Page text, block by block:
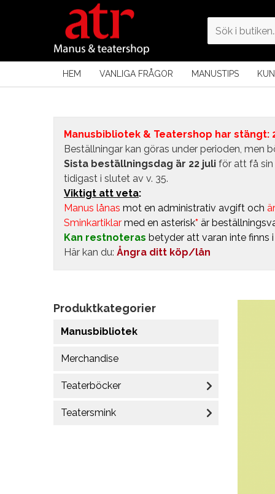
HEM VANLIGA FRÅGOR MANUSTIPS
Manusbibliotek & Teatershop har stängt:
Beställningar kan göras under perioden, men
Sista beställningsdag är 22 juli för att få sin
tidigast i slutet av v. 35.
Viktigt att veta:
Manus lånas mot en administrativ avgift och
Sminkartiklar med en asterisk* är
Kan restnoteras betyder att varan inte finns
Här kan du: Ångra ditt köp/lån
Produktkategorier
Manusbibliotek
Merchandise
Teaterböcker
Teatersmink